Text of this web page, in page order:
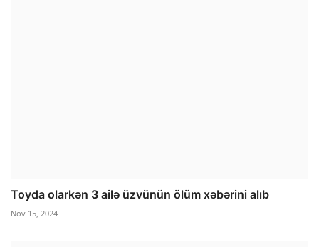
Toyda olarkən 3 ailə üzvünün ölüm xəbərini alıb
Nov 15, 2024